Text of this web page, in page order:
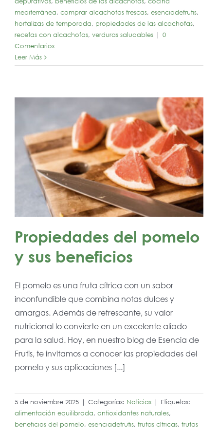
mediterránea, comprar alcachofas frescas, esenciadefrutis,
hortalizas de temporada, propiedades de las alcachofas,
recetas con alcachofas, verduras saludables | 0
Comentarios
Leer Más
Propiedades del pomelo
y sus beneficios
El pomelo es una fruta cítrica con un sabor
inconfundible que combina notas dulces y
amargas. Además de refrescante, su valor
nutricional lo convierte en un excelente aliado
para la salud. Hoy, en nuestro blog de Esencia de
Frutis, te invitamos a conocer las propiedades del
pomelo y sus aplicaciones [...]
5 de noviembre 2025 | Categorías: Noticias | Etiquetas:
alimentación equilibrada, antioxidantes naturales,
beneficios del pomelo, esenciadefrutis, frutas cítricas, frutas